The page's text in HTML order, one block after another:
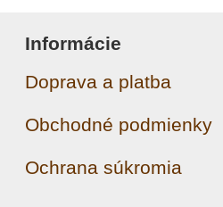
Informácie
Doprava a platba
Obchodné podmienky
Ochrana súkromia